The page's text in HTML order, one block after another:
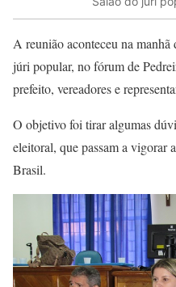
A reunião aconteceu na
júri popular, no fórum de
prefeito, vereadores e
O objetivo foi tirar algumas
eleitoral, que passam a vigorar
Brasil.